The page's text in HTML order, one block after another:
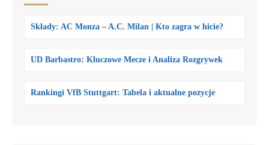
Składy: AC Monza – A.C. Milan | Kto zagra w hicie?
UD Barbastro: Kluczowe Mecze i Analiza Rozgrywek
Rankingi VfB Stuttgart: Tabela i aktualne pozycje